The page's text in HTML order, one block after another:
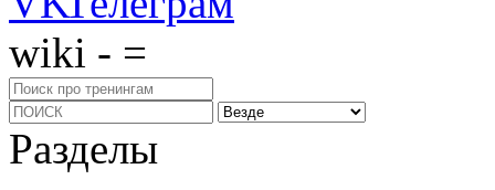
wiki - =
Разделы